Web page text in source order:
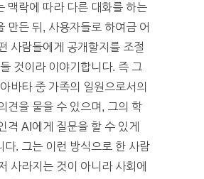
맥락에 따라 다른 대화를 하는
만든 뒤, 사용자들로 하여금 어
사람들에게 공개할지를 조절
것이라 이야기합니다. 즉 그
바타 중 가족의 일원으로서의
견을 물을 수 있으며, 그의 학
격 AI에게 질문을 할 수 있게
다. 그는 이런 방식으로 한 사람
사라지는 것이 아니라 사회에